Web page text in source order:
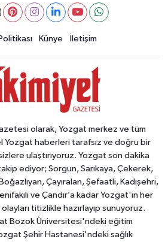
Künye İletişim
olarak, Yozgat merkez ve tüm
Yozgat haberleri tarafsız ve doğru bir
ulaştırıyoruz. Yozgat son dakika
ediyor; Sorgun, Sarıkaya, Çekerek,
Çayıralan, Şefaatli, Kadışehri,
ve Çandır’a kadar Yozgat'ın her
titizlikle hazırlayıp sunuyoruz.
Bozok Üniversitesi'ndeki eğitim
Şehir Hastanesi'ndeki sağlık